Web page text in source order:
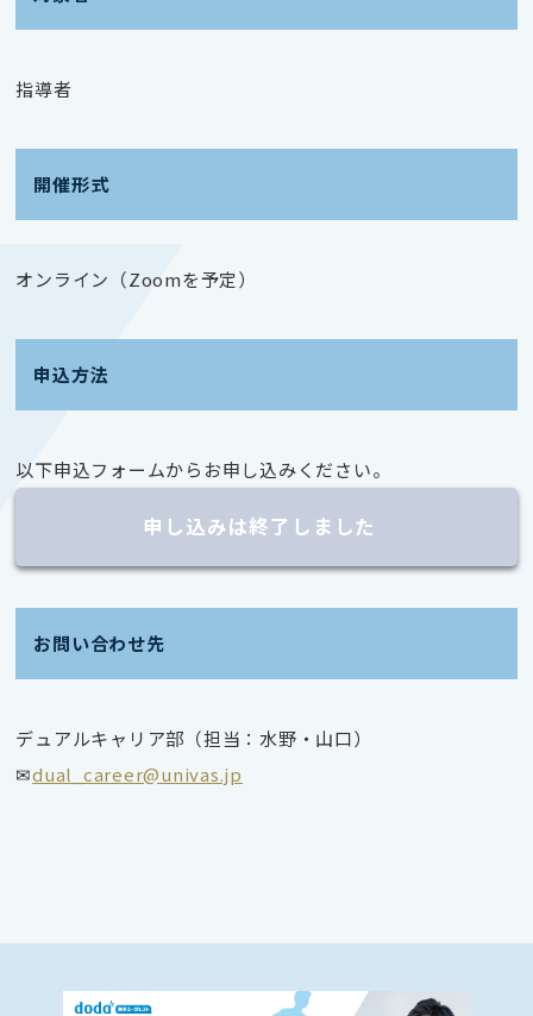
指導者
開催形式
オンライン（Zoomを予定）
申込方法
以下申込フォームからお申し込みください。
申し込みは終了しました
お問い合わせ先
デュアルキャリア部（担当：水野・山口）
✉dual_career@univas.jp